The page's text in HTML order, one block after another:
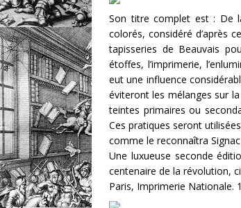
Son titre complet est : De
colorés, considéré d’après
tapisseries de Beauvais
étoffes, l’imprimerie,
eut une influence
éviteront les mélanges sur
teintes primaires ou
Ces pratiques seront
comme le reconnaîtra
Une luxueuse seconde
centenaire de la révolution,
Paris, Imprimerie Nationale.